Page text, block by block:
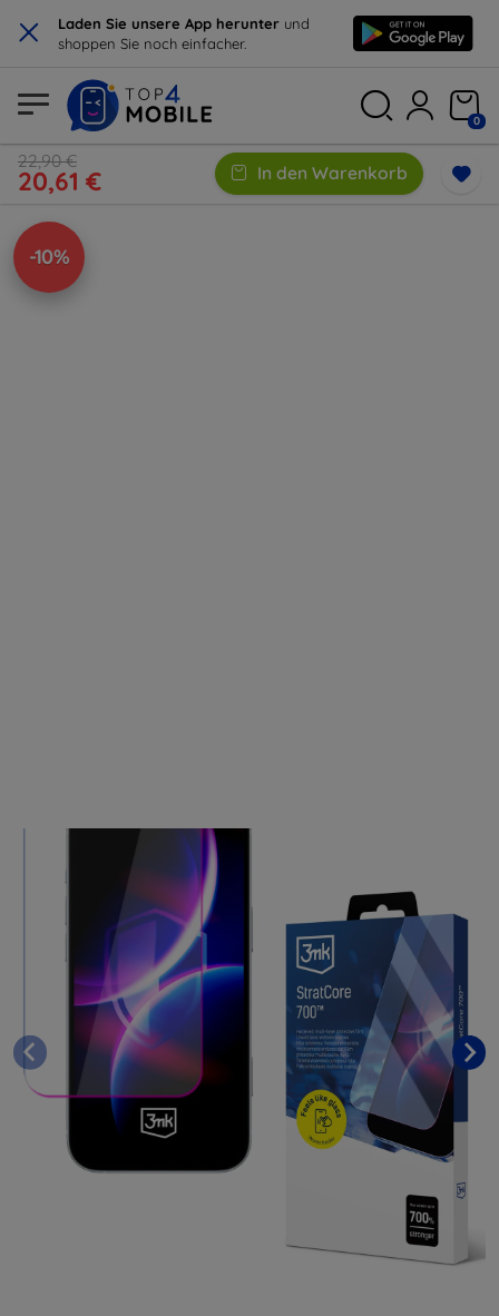
× Laden Sie unsere App herunter und
shoppen Sie noch einfacher.
0
22,90 €
20,61 € In den Warenkorb
-10%